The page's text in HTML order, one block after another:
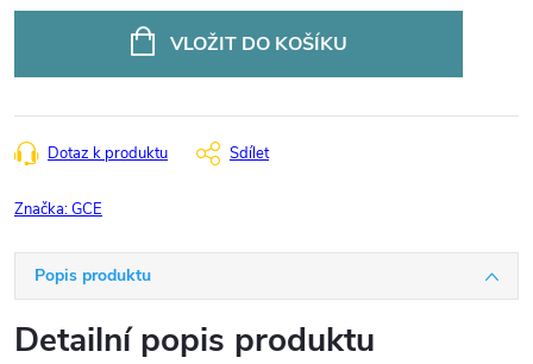
VLOŽIT DO KOŠÍKU
Dotaz k produktu Sdílet
Značka:GCE
Popis produktu
Detailní popis produktu